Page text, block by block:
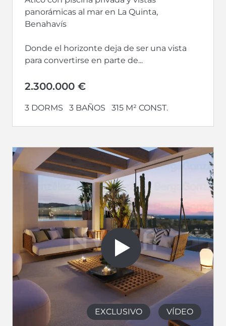
panorámicas al mar en La Quinta,
Benahavís
Donde el horizonte deja de ser una vista
para convertirse en parte de...
2.300.000 €
3 DORMS 3 BAÑOS 315 M² CONST.
EXCLUSIVO VÍDEO